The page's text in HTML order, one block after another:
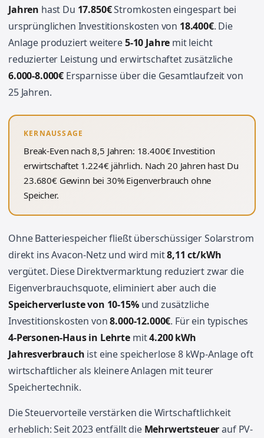
Jahren hast Du 17.850€Stromkosten eingespart bei
ursprünglichen Investitionskosten von 18.400€. Die
Anlage produziert weitere5-10 Jahre mit leicht
reduzierter Leistung und erwirtschaftet zusätzliche
6.000-8.000€ Ersparnisse über die Gesamtlaufzeit von
25 Jahren.
KERNAUSSAGE
Break-Even nach 8,5 Jahren: 18.400€ Investition
erwirtschaftet 1.224€ jährlich. Nach 20 Jahren hast Du
23.680€ Gewinn bei 30% Eigenverbrauch ohne
Speicher.
Ohne Batteriespeicher fließt überschüssiger Solarstrom
direkt ins Avacon-Netz und wird mit8,11 ct/kWh
vergütet. Diese Direktvermarktung reduziert zwar die
Eigenverbrauchsquote, eliminiert aber auch die
Speicherverluste von 10-15%und zusätzliche
Investitionskosten von8.000-12.000€. Für ein typisches
4-Personen-Haus in Lehrte mit4.200 kWh
Jahresverbrauch ist eine speicherlose 8 kWp-Anlage oft
wirtschaftlicher als kleinere Anlagen mit teurer
Speichertechnik.
Die Steuervorteile verstärken die Wirtschaftlichkeit
erheblich: Seit 2023 entfällt die Mehrwertsteuerauf PV-